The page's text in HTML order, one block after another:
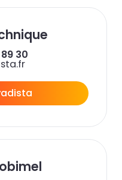
30